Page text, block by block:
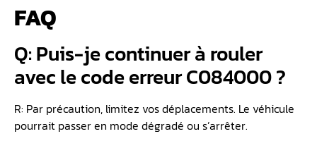
FAQ
Q: Puis-je continuer à rouler
avec le code erreur C084000 ?
R: Par précaution, limitez vos déplacements. Le véhicule
pourrait passer en mode dégradé ou s’arrêter.